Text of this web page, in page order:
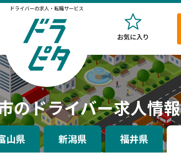
ドライバーの求人・転職サービス
お気に入り
のドライバー求人情報
山県 新潟県 福井県